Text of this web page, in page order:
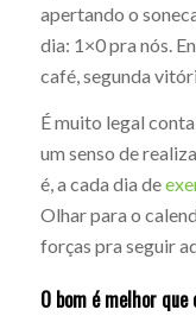
apertando o
dia: 1×0 pra nós.
café, segunda
É muito legal
um senso de
é, a cada dia de
Olhar para o
forças pra seguir
O bom é melhor que